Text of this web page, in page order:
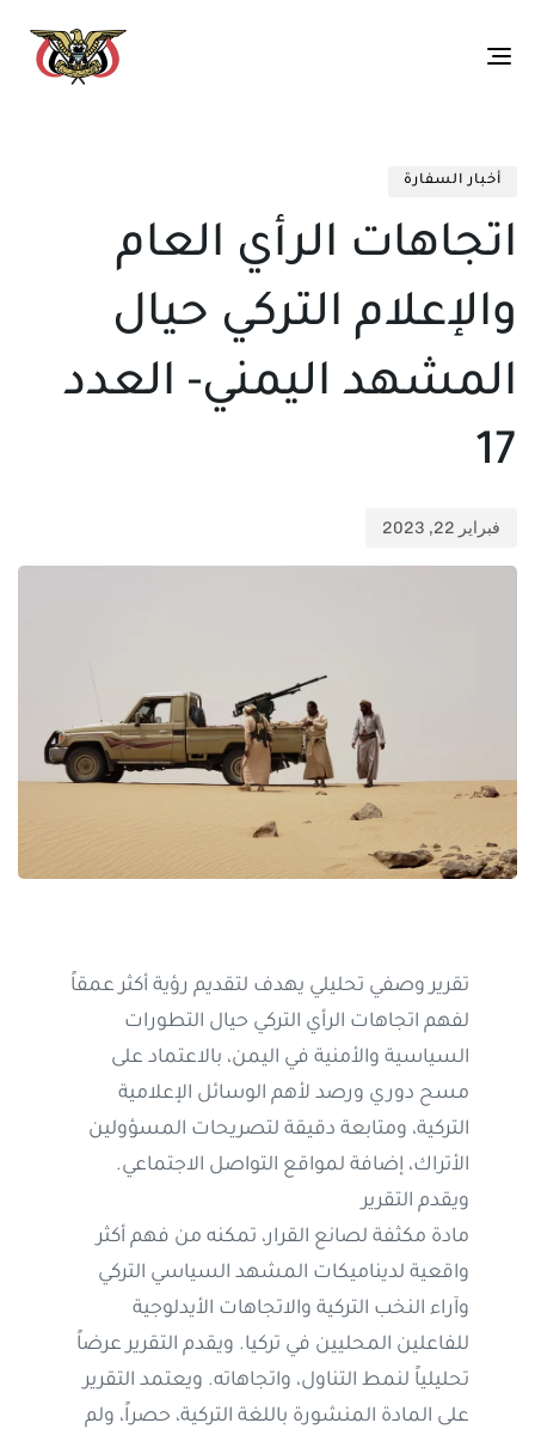
Toggle
أخبار السفارة
اتجاهات الرأي العام
والإعلام التركي حيال
المشهد اليمني- العدد
17
فبراير 22, 2023
تقرير وصفي تحليلي يهدف لتقديم رؤية أكثر عمقاً
لفهم اتجاهات الرأي التركي حيال التطورات
السياسية والأمنية في اليمن، بالاعتماد على
مسح دوري ورصد لأهم الوسائل الإعلامية
التركية، ومتابعة دقيقة لتصريحات المسؤولين
الأتراك، إضافة لمواقع التواصل الاجتماعي.
ويقدم التقرير
مادة مكثفة لصانع القرار، تمكنه من فهم أكثر
واقعية لديناميكات المشهد السياسي التركي
وآراء النخب التركية والاتجاهات الأيدلوجية
للفاعلين المحليين في تركيا. ويقدم التقرير عرضاً
تحليلياً لنمط التناول، واتجاهاته. ويعتمد التقرير
على المادة المنشورة باللغة التركية، حصراً، ولم